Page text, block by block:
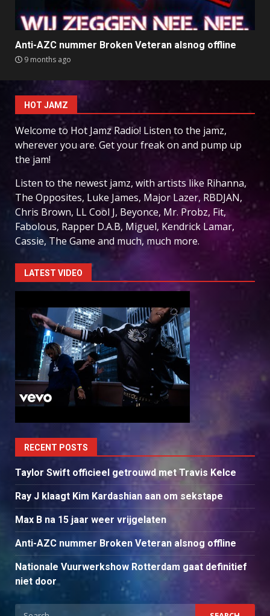
Anti-AZC nummer Broken Veteran alsnog offline
9 months ago
HOT JAMZ
Welcome to Hot Jamz Radio! Listen to the jamz,
wherever you are. Get your freak on and pump up
the jam!
Listen to the newest jamz, with artists like Rihanna,
The Opposites, Luke James, Major Lazer, RBDJAN,
Chris Brown, LL Cool J, Beyonce, Mr. Probz, Fit,
Fabolous, Rapper D.A.B, Miguel, Kendrick Lamar,
Cassie, The Game and much, much more.
LATEST VIDEO
RECENT POSTS
Taylor Swift officieel getrouwd met Travis Kelce
Ray J klaagt Kim Kardashian aan om sekstape
Max B na 15 jaar weer vrijgelaten
Anti-AZC nummer Broken Veteran alsnog offline
Nationale Vuurwerkshow Rotterdam gaat definitief
niet door
Search